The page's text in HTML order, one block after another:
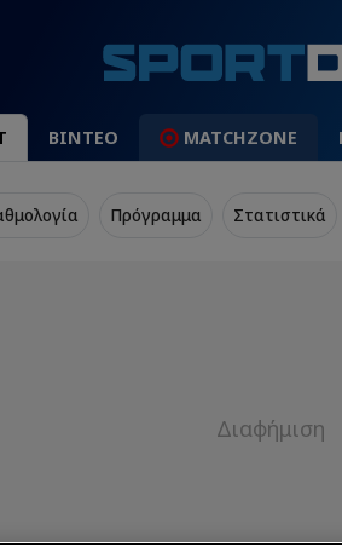
ΒΙΝΤΕΟ MATCHZONE
Πρόγραμμα Στατιστικά